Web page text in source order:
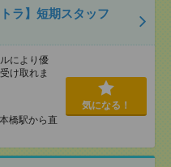
ラ】短期スタッフ
により優
け取れま
橋駅から直
気になる！